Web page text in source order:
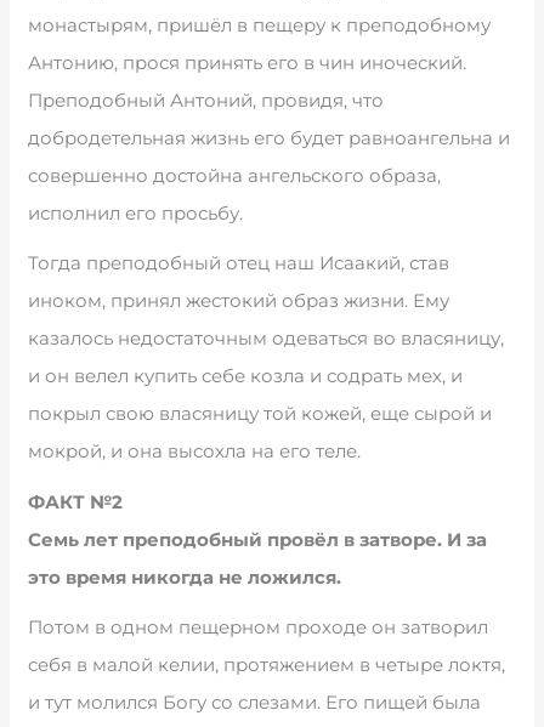
монастырям, пришёл в пещеру к преподобному
Антонию, прося принять его в чин иноческий.
Преподобный Антоний, провидя, что
добродетельная жизнь его будет равноангельна и
совершенно достойна ангельского образа,
исполнил его просьбу.
Тогда преподобный отец наш Исаакий, став
иноком, принял жестокий образ жизни. Ему
казалось недостаточным одеваться во власяницу,
и он велел купить себе козла и содрать мех, и
покрыл свою власяницу той кожей, еще сырой и
мокрой, и она высохла на его теле.
ФАКТ №2
Семь лет преподобный провёл в затворе. И за
это время никогда не ложился.
Потом в одном пещерном проходе он затворил
себя в малой келии, протяжением в четыре локтя,
и тут молился Богу со слезами. Его пищей была